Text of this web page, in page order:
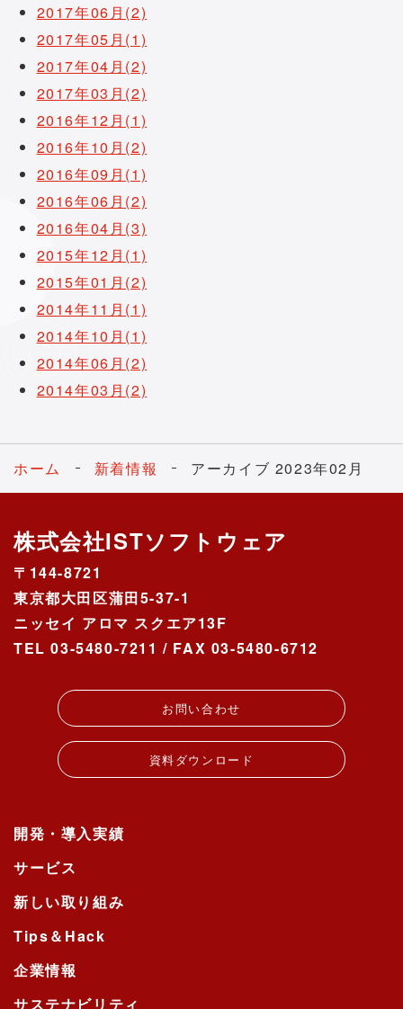
2017年06月(2)
2017年05月(1)
2017年04月(2)
2017年03月(2)
2016年12月(1)
2016年10月(2)
2016年09月(1)
2016年06月(2)
2016年04月(3)
2015年12月(1)
2015年01月(2)
2014年11月(1)
2014年10月(1)
2014年06月(2)
2014年03月(2)
ホーム 新着情報 アーカイブ 2023年02月
株式会社ISTソフトウェア
〒144-8721
東京都大田区蒲田5-37-1
ニッセイ アロマ スクエア13F
TEL 03-5480-7211 / FAX 03-5480-6712
お問い合わせ
資料ダウンロード
開発・導入実績
サービス
新しい取り組み
Tips＆Hack
企業情報
サステナビリティ